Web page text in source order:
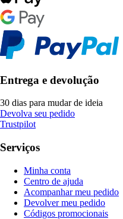
Entrega e devolução
30 dias para mudar de ideia
Devolva seu pedido
Trustpilot
Serviços
Minha conta
Centro de ajuda
Acompanhar meu pedido
Devolver meu pedido
Códigos promocionais